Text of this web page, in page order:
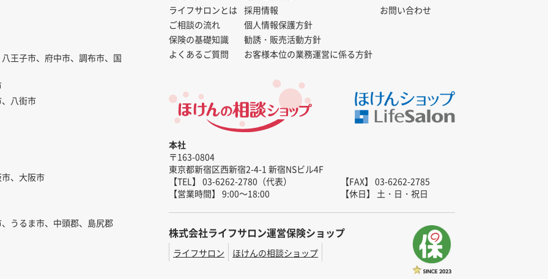
王子市、府中市、調布市、国
八街市
、大阪市
うるま市、中頭郡、島尻郡
ライフサロンとは
ご相談の流れ
保険の基礎知識
よくあるご質問
採用情報
個人情報保護方針
勧誘・販売活動方針
お客様本位の業務運営に係る方針
お問い合わせ
本社
〒163-0804
東京都新宿区西新宿2-4-1 新宿NSビル4F
【TEL】 03-6262-2780（代表）
【FAX】 03-6262-2785
【営業時間】 9:00～18:00
【休日】 土・日・祝日
株式会社ライフサロン運営保険ショップ
ライフサロン ほけんの相談ショップ